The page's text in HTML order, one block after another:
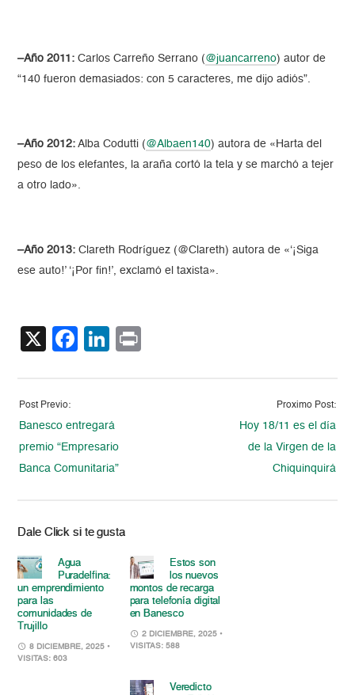
–Año 2011: Carlos Carreño Serrano (@juancarreno) autor de
“140 fueron demasiados: con 5 caracteres, me dijo adiós”.
–Año 2012: Alba Codutti (@Albaen140) autora de «Harta del
peso de los elefantes, la araña cortó la tela y se marchó a tejer
a otro lado».
–Año 2013: Clareth Rodríguez (@Clareth) autora de «‘¡Siga
ese auto!’ ‘¡Por fin!’, exclamó el taxista».
X Facebook
LinkedIn
Post Previo:
Banesco entregará
premio “Empresario
Banca Comunitaria”
Proximo Post:
Hoy 18/11 es el día
de la Virgen de la
Chiquinquirá
Dale Click si te gusta
Agua
Puradelfina:
un emprendimiento
para las
comunidades de
Trujillo
8 DICIEMBRE, 2025 •
VISITAS: 603
Estos son
los nuevos
montos de recarga
para telefonía digital
en Banesco
2 DICIEMBRE, 2025 •
VISITAS: 588
Veredicto